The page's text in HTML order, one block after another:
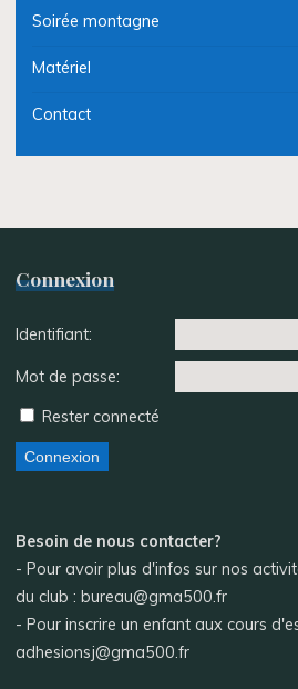
Soirée montagne
Matériel
Contact
Connexion
Identifiant:
Mot de passe:
Rester connecté
Connexion
Besoin de nous contacter?
- Pour avoir plus d'infos sur nos
du club : bureau@gma500.fr
- Pour inscrire un enfant aux cours
adhesionsj@gma500.fr